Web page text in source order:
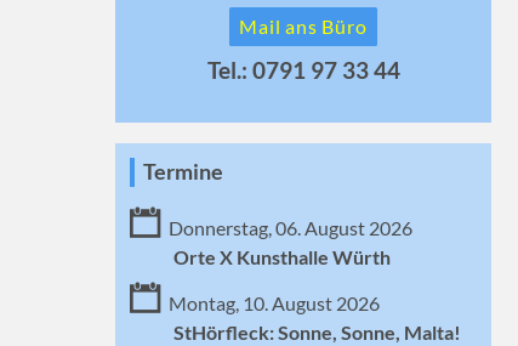
Mail ans Büro
Tel.: 0791 97 33 44
Termine
Donnerstag, 06. August 2026
Orte X Kunsthalle Würth
Montag, 10. August 2026
StHörfleck: Sonne, Sonne, Malta!